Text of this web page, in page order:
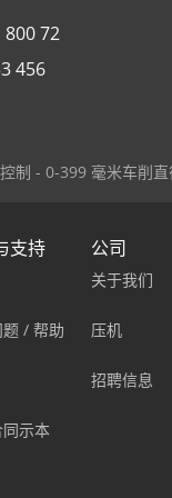
800 72
456
制 - 0-399 毫米车削直
支持
/ 帮助
示本
公司
关于我们
压机
招聘信息